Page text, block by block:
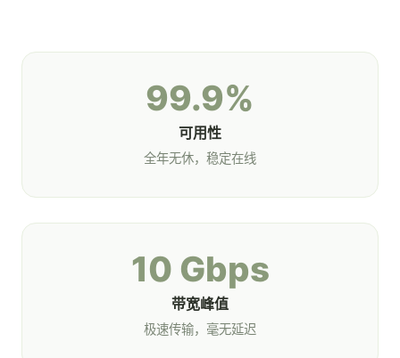
99.9%
可用性
全年无休，稳定在线
10 Gbps
带宽峰值
极速传输，毫无延迟